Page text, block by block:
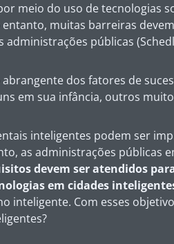
meio do uso de tecnologias
muitas barreiras
públicas
dos fatores de
em sua infância, outros
inteligentes podem ser
as administrações públicas
devem ser atendidos
em cidades
inteligente. Com esses